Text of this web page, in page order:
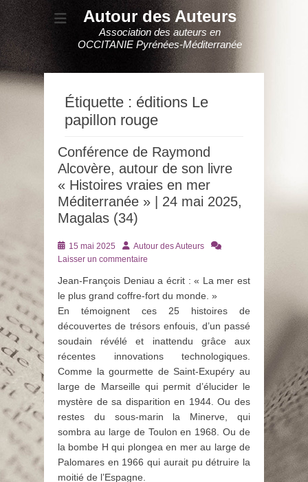
Autour des Auteurs
Association des auteurs en
OCCITANIE Pyrénées-Méditerranée
Étiquette : éditions Le
papillon rouge
Conférence de Raymond
Alcovère, autour de son livre
« Histoires vraies en mer
Méditerranée » | 24 mai 2025,
Magalas (34)
Posté
le
15 mai 2025 AuteurAutour des Auteurs
Laisser un commentaire
Jean-François Deniau a écrit : « La mer est
le plus grand coffre-fort du monde. »
En témoignent ces 25 histoires de
découvertes de trésors enfouis, d’un passé
soudain révélé et inattendu grâce aux
récentes innovations technologiques.
Comme la gourmette de Saint-Exupéry au
large de Marseille qui permit d’élucider le
mystère de sa disparition en 1944. Ou des
restes du sous-marin la Minerve, qui
sombra au large de Toulon en 1968. Ou de
la bombe H qui plongea en mer au large de
Palomares en 1966 qui aurait pu détruire la
moitié de l’Espagne.